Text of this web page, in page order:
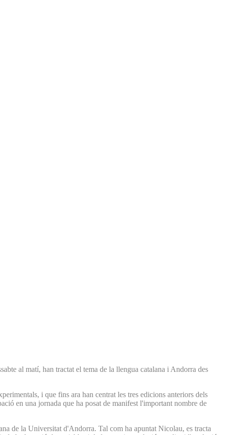
al matí, han tractat el tema de la llengua catalana i Andorra des
i que fins ara han centrat les tres edicions anteriors dels
en una jornada que ha posat de manifest l'important nombre de
de la Universitat d'Andorra. Tal com ha apuntat Nicolau, es tracta